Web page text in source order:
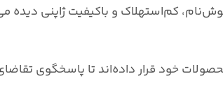
سدان خوش‌نام، کم‌استهلاک و باکیفیت ژاپنی
هستند که پس از آزادسازی واردات، مزدا 3 را در سبد محصولات خود قرار داده‌اند تا